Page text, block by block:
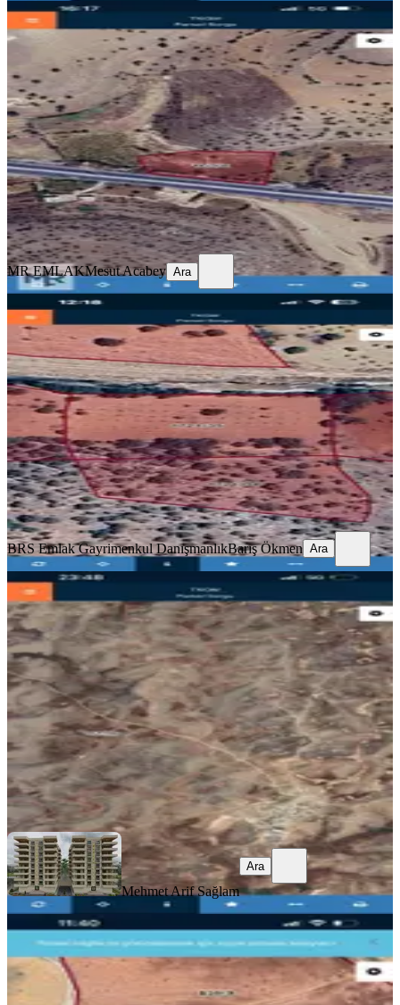
YOLA YAKIN
Mardın Diyarbakır Yolu Üzeri Satılık
8.830mt2 1. Parsel Bağ
Mardin, Mazıdağı
8830 m²·Parselli, Yolu Açılmış·906/m² ·
24.07.2026
8.000.000 ₺
MR EMLAKMesut Acabey
Ara
MR EMLAKMesut Acabey Ara
TAKASLI
Brs Emlaktan Ev Araç Takasına Acık
Arsa
Mardin, Artuklu
5021 m²
· 961/m²·22.07.2026
4.825.000 ₺
BRS Emlak Gayrimenkul DanışmanlıkBarış Ökmen
Ara
BRS Emlak Gayrimenkul DanışmanlıkBarış Ökmen Ara
TAKASLI
Mercimekli Acırlı Arası
Mardin, Midyat
1700 m²·706/m² ·17.07.2026
1.200.000 ₺
Mehmet Arif Sağlam
Ara
Mehmet Arif Sağlam
Ara
YOLU AÇIK
İzzet Paşa Karakolu Mevkisi Satılık
Arsa İsbay Emlk'ta
Mardin, Artuklu